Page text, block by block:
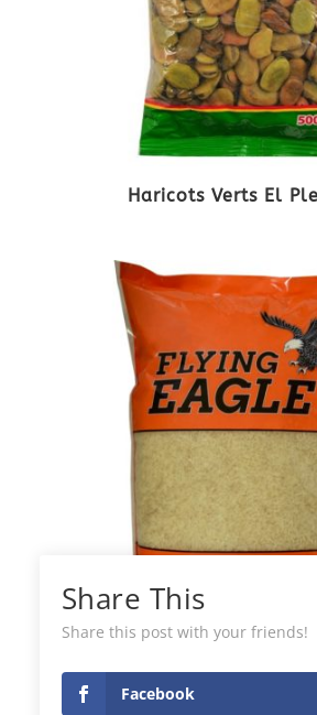
Haricots Verts El
Flying Easy Cook
Share This
Share this post with your friends!
Facebook